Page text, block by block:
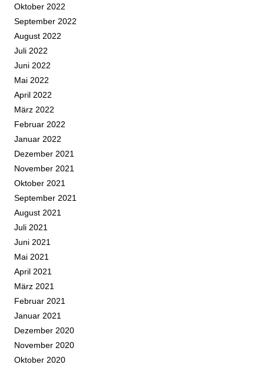
Oktober 2022
September 2022
August 2022
Juli 2022
Juni 2022
Mai 2022
April 2022
März 2022
Februar 2022
Januar 2022
Dezember 2021
November 2021
Oktober 2021
September 2021
August 2021
Juli 2021
Juni 2021
Mai 2021
April 2021
März 2021
Februar 2021
Januar 2021
Dezember 2020
November 2020
Oktober 2020